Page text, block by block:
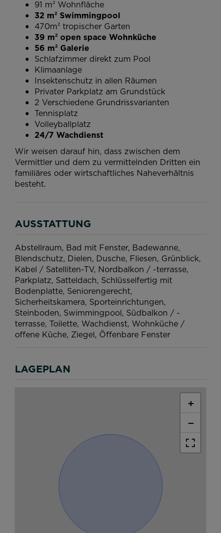
91 m² Wohnfläche
32 m² Swimmingpool
470m² tropischer Garten
39 m² open space Wohnküche
56 m² Galerie
Schlafzimmer direkt zum Pool
Klimaanlage
Insektenschutz in allen Räumen
Privater Parkplatz am Grundstück
2 Verschiedene Grundrissvarianten
Tennisplatz
Volleyballplatz
24/7 Wachdienst
Wir weisen darauf hin, dass zwischen dem
Vermittler und dem zu vermittelnden Dritten ein
familiäres oder wirtschaftliches Naheverhältnis
besteht.
AUSSTATTUNG
Abstellraum Bad mit Fenster Badewanne
Blendschutz Dielen Dusche Fliesen Grünblick
Kabel / Satelliten-TV Nordbalkon / -terrasse
Parkplatz Satteldach Schlüsselfertig mit
Bodenplatte Seniorengerecht
Sicherheitskamera Sporteinrichtungen
Steinboden Swimmingpool Südbalkon / -
terrasse Toilette Wachdienst Wohnküche /
offene Küche Ziegel Öffenbare Fenster
LAGEPLAN
+
−